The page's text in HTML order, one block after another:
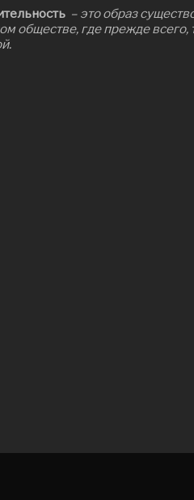
– это образ
обществе, где прежде всего,